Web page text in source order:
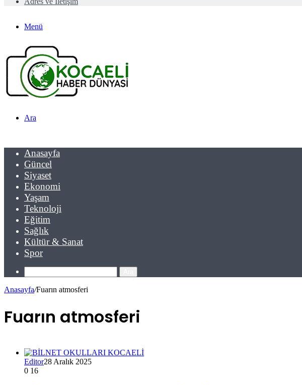
Menü
Ara
Anasayfa
Güncel
Siyaset
Ekonomi
Yaşam
Teknoloji
Eğitim
Sağlık
Kültür & Sanat
Spor
Anasayfa/Fuarın atmosferi
Fuarın atmosferi
Editor28 Aralık 2025
0 16